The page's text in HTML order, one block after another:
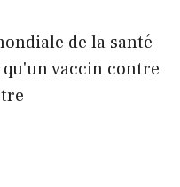
de la santé
vaccin contre